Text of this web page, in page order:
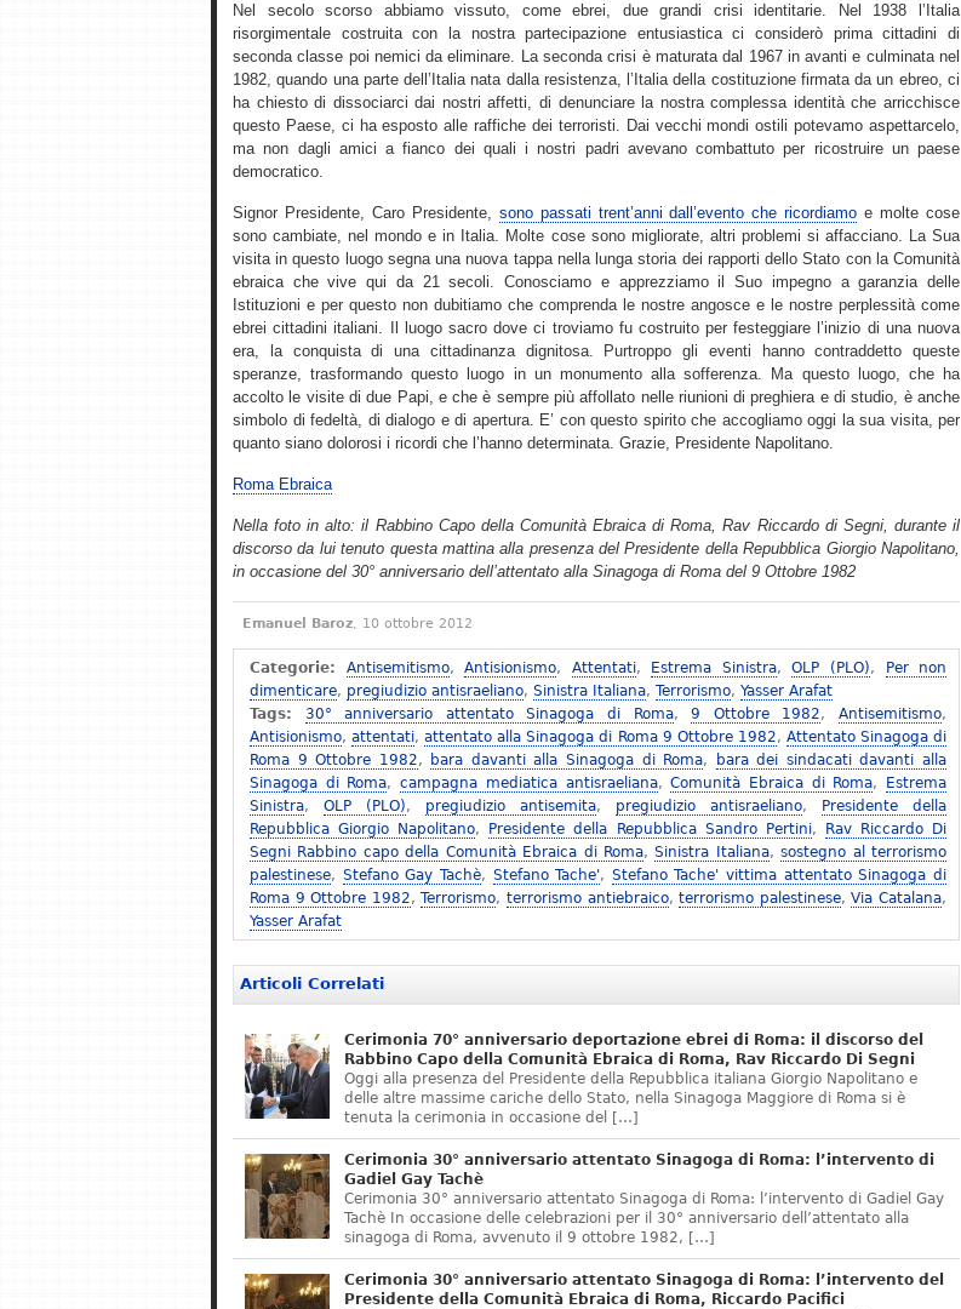
Nel secolo scorso abbiamo vissuto, come ebrei, due grandi crisi identitarie. Nel 1938 l’Italia
risorgimentale costruita con la nostra partecipazione entusiastica ci considerò prima cittadini di
seconda classe poi nemici da eliminare. La seconda crisi è maturata dal 1967 in avanti e culminata nel
1982, quando una parte dell’Italia nata dalla resistenza, l’Italia della costituzione firmata da un ebreo, ci
ha chiesto di dissociarci dai nostri affetti, di denunciare la nostra complessa identità che arricchisce
questo Paese, ci ha esposto alle raffiche dei terroristi. Dai vecchi mondi ostili potevamo aspettarcelo,
ma non dagli amici a fianco dei quali i nostri padri avevano combattuto per ricostruire un paese
democratico.
Signor Presidente, Caro Presidente, sono passati trent’anni dall’evento che ricordiamo e molte cose
sono cambiate, nel mondo e in Italia. Molte cose sono migliorate, altri problemi si affacciano. La Sua
visita in questo luogo segna una nuova tappa nella lunga storia dei rapporti dello Stato con la Comunità
ebraica che vive qui da 21 secoli. Conosciamo e apprezziamo il Suo impegno a garanzia delle
Istituzioni e per questo non dubitiamo che comprenda le nostre angosce e le nostre perplessità come
ebrei cittadini italiani. Il luogo sacro dove ci troviamo fu costruito per festeggiare l’inizio di una nuova
era, la conquista di una cittadinanza dignitosa. Purtroppo gli eventi hanno contraddetto queste
speranze, trasformando questo luogo in un monumento alla sofferenza. Ma questo luogo, che ha
accolto le visite di due Papi, e che è sempre più affollato nelle riunioni di preghiera e di studio, è anche
simbolo di fedeltà, di dialogo e di apertura. E’ con questo spirito che accogliamo oggi la sua visita, per
quanto siano dolorosi i ricordi che l’hanno determinata. Grazie, Presidente Napolitano.
Roma Ebraica
Nella foto in alto: il Rabbino Capo della Comunità Ebraica di Roma, Rav Riccardo di Segni, durante il
discorso da lui tenuto questa mattina alla presenza del Presidente della Repubblica Giorgio Napolitano,
in occasione del 30° anniversario dell’attentato alla Sinagoga di Roma del 9 Ottobre 1982
Emanuel Baroz, 10 ottobre 2012
Categorie: Antisemitismo,Antisionismo, Attentati, Estrema Sinistra,OLP (PLO),
Per non
dimenticare, pregiudizio antisraeliano, Sinistra Italiana, Terrorismo, Yasser Arafat
Tags:
30° anniversario attentato Sinagoga di Roma,9 Ottobre 1982,Antisemitismo,
Antisionismo,attentati,attentato alla Sinagoga di Roma 9 Ottobre 1982, Attentato Sinagoga di
Roma 9 Ottobre 1982, bara davanti alla Sinagoga di Roma,
bara dei sindacati davanti alla
Sinagoga di Roma,campagna mediatica antisraeliana,Comunità Ebraica di Roma,
Estrema
Sinistra, OLP (PLO), pregiudizio antisemita, pregiudizio antisraeliano,
Presidente della
Repubblica Giorgio Napolitano, Presidente della Repubblica Sandro Pertini,
Rav Riccardo Di
Segni Rabbino capo della Comunità Ebraica di Roma,Sinistra Italiana,sostegno al terrorismo
palestinese, Stefano Gay Tachè, Stefano Tache', Stefano Tache' vittima attentato Sinagoga di
Roma 9 Ottobre 1982,Terrorismo,terrorismo antiebraico,terrorismo palestinese,Via Catalana,
Yasser Arafat
Articoli Correlati
Cerimonia 70° anniversario deportazione ebrei di Roma: il discorso del
Rabbino Capo della Comunità Ebraica di Roma, Rav Riccardo Di Segni
Oggi alla presenza del Presidente della Repubblica italiana Giorgio Napolitano e
delle altre massime cariche dello Stato, nella Sinagoga Maggiore di Roma si è
tenuta la cerimonia in occasione del […]
Cerimonia 30° anniversario attentato Sinagoga di Roma: l’intervento di
Gadiel Gay Tachè
Cerimonia 30° anniversario attentato Sinagoga di Roma: l’intervento di Gadiel Gay
Tachè In occasione delle celebrazioni per il 30° anniversario dell’attentato alla
sinagoga di Roma, avvenuto il 9 ottobre 1982, […]
Cerimonia 30° anniversario attentato Sinagoga di Roma: l’intervento del
Presidente della Comunità Ebraica di Roma, Riccardo Pacifici